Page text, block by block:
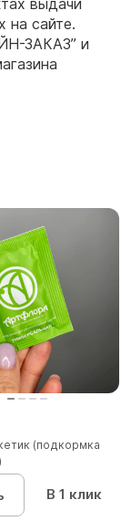
выдачи
на сайте.
ЗАКАЗ” и
(подкормка
В 1 клик